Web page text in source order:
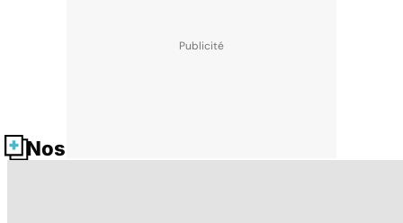
Nos fiches santé